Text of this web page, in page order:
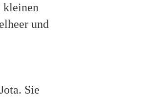
kleinen
und
Sie